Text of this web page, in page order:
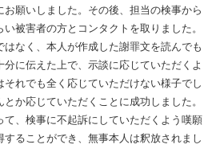
願いしました。その後、担当の検事から
被害者の方とコンタクトを取りました。
なく、本人が作成した謝罪文を読んでも
に伝えた上で、示談に応じていただくよ
それでも全く応じていただけない様子でし
か応じていただくことに成功しました。
て、検事に不起訴にしていただくよう嘆願
ることができ、無事本人は釈放されまし